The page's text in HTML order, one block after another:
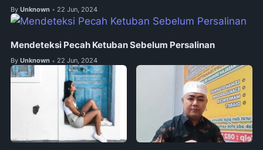
By Unknown • 22 Jun, 2024
Mendeteksi Pecah Ketuban Sebelum Persalinan
By Unknown • 22 Jun, 2024